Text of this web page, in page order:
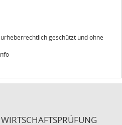
geschützt und ohne